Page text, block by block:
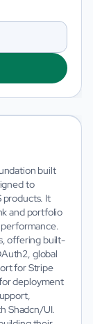
built
to
products. It
and portfolio
offering built-
global
for Stripe
deployment
Shadcn/UI.